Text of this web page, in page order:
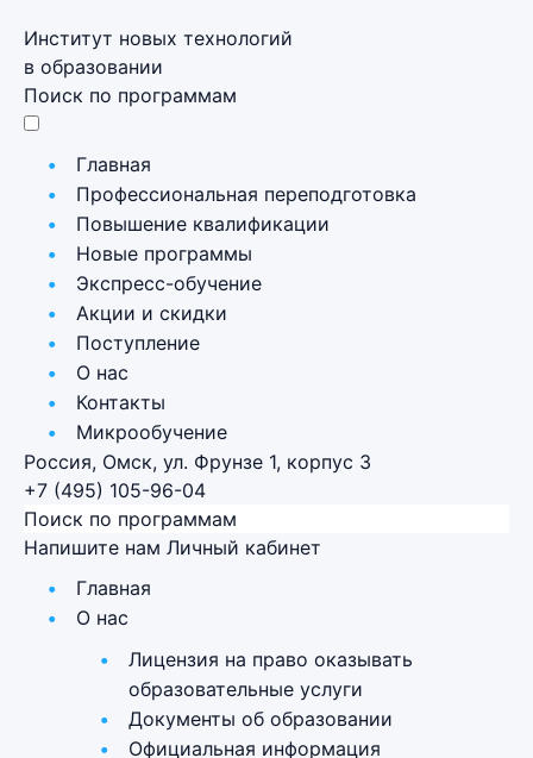
Институт новых технологий
в образовании
Поиск по программам
Главная
Профессиональная переподготовка
Повышение квалификации
Новые программы
Экспресс-обучение
Акции и скидки
Поступление
О нас
Контакты
Микрообучение
Россия, Омск, ул. Фрунзе 1, корпус 3
+7 (495) 105-96-04
Напишите нам Личный кабинет
Главная
О нас
Лицензия на право оказывать
образовательные услуги
Документы об образовании
Официальная информация